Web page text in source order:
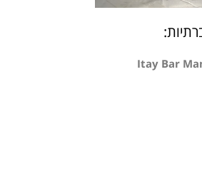
Itay Bar